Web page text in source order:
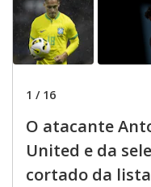
1 / 16
O atacante
United e da
cortado da